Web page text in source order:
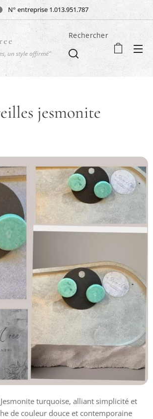
N° entreprise 1.013.951.787
un style affirmé"
Rechercher
jesmonite
turquoise, alliant simplicité et
de couleur douce et contemporaine